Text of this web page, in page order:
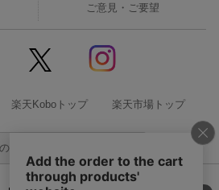
ご意見・ご要望
楽天Koboトップ 楽天市場トップ
ページの先頭に戻る